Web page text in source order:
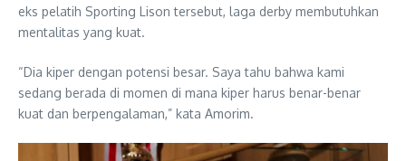
eks pelatih Sporting Lison tersebut, laga derby membutuhkan
mentalitas yang kuat.
“Dia kiper dengan potensi besar. Saya tahu bahwa kami
sedang berada di momen di mana kiper harus benar-benar
kuat dan berpengalaman,” kata Amorim.